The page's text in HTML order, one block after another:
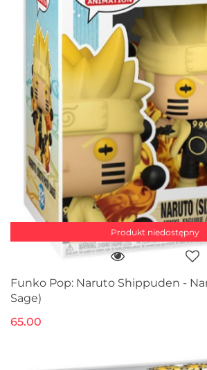
Produkt niedostępny
Funko Pop: Naruto Shippuden -
Sage)
65.00